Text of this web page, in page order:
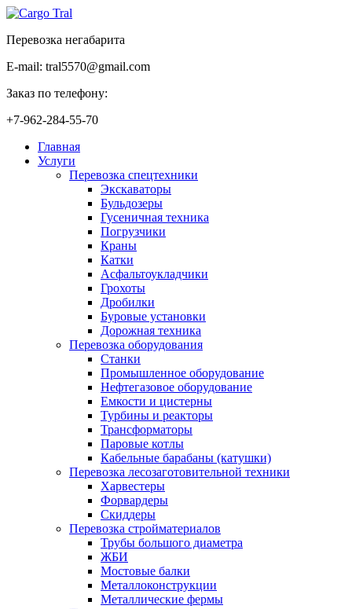
Перевозка негабарита
E-mail: tral5570@gmail.com
Заказ по телефону:
+7-962-284-55-70
Главная
Услуги
Перевозка спецтехники
Экскаваторы
Бульдозеры
Гусеничная техника
Погрузчики
Краны
Катки
Асфальтоукладчики
Грохоты
Дробилки
Буровые установки
Дорожная техника
Перевозка оборудования
Станки
Промышленное оборудование
Нефтегазовое оборудование
Емкости и цистерны
Турбины и реакторы
Трансформаторы
Паровые котлы
Кабельные барабаны (катушки)
Перевозка лесозаготовительной техники
Харвестеры
Форвардеры
Скиддеры
Перевозка стройматериалов
Трубы большого диаметра
ЖБИ
Мостовые балки
Металлоконструкции
Металлические фермы